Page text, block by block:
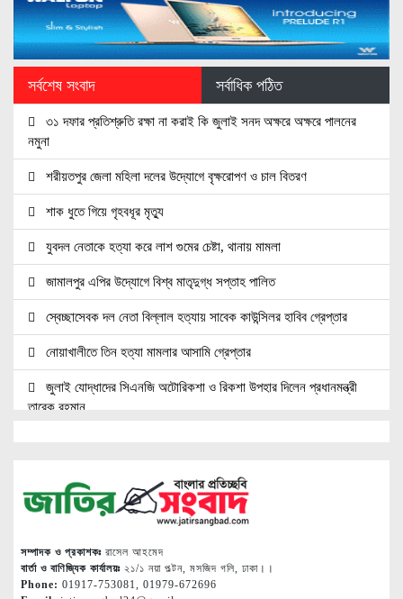
সর্বশেষ সংবাদ সর্বাধিক পঠিত
৩১ দফার প্রতিশ্রুতি রক্ষা না করাই কি জুলাই সনদ অক্ষরে অক্ষরে পালনের
নমুনা
শরীয়তপুর জেলা মহিলা দলের উদ্যোগে বৃক্ষরোপণ ও চাল বিতরণ
শাক ধুতে গিয়ে গৃহবধূর মৃত্যু
যুবদল নেতাকে হত্যা করে লাশ গুমের চেষ্টা, থানায় মামলা
জামালপুর এপির উদ্যোগে বিশ্ব মাতৃদুগ্ধ সপ্তাহ পালিত
স্বেচ্ছাসেবক দল নেতা বিল্লাল হত্যায় সাবেক কাউন্সিলর হাবিব গ্রেপ্তার
নোয়াখালীতে তিন হত্যা মামলার আসামি গ্রেপ্তার
জুলাই যোদ্ধাদের সিএনজি অটোরিকশা ও রিকশা উপহার দিলেন প্রধানমন্ত্রী
তারেক রহমান
নোয়াখালীতে ৯৭৯০ ইয়াবাসহ দুই পাচারকারী গ্রেপ্তার
নোয়াখালীতে সিএনজিতে ১১ কেজি গাঁজা, গ্রেপ্তার ১
নোয়াখালীতে বিএনপি নেতাকে গুলি, লাগল সহযোগীর বুকে
দলকে সুসংগঠিত ও জনমুখী করতে নেতাকর্মীদের ঐক্যবদ্ধ হওয়ার আহ্বান
সম্পাদক ও প্রকাশকঃ রাসেল আহমেদ
বার্তা ও বাণিজ্যিক কার্যালয়ঃ ২১/১ নয়া পল্টন, মসজিদ গলি, ঢাকা।।
Phone: 01917-753081, 01979-672696